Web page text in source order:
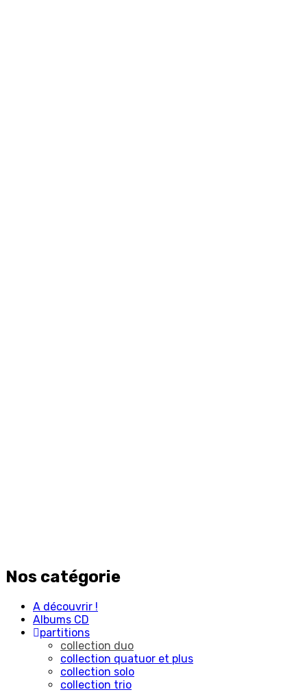
Nos catégorie
A découvrir !
Albums CD
partitions
collection duo
collection quatuor et plus
collection solo
collection trio